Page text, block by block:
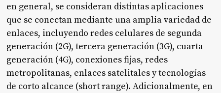
en general, se consideran distintas aplicaciones
que se conectan mediante una amplia variedad de
enlaces, incluyendo redes celulares de segunda
generación (2G), tercera generación (3G), cuarta
generación (4G), conexiones fijas, redes
metropolitanas, enlaces satelitales y tecnologías
de corto alcance (short range). Adicionalmente, en